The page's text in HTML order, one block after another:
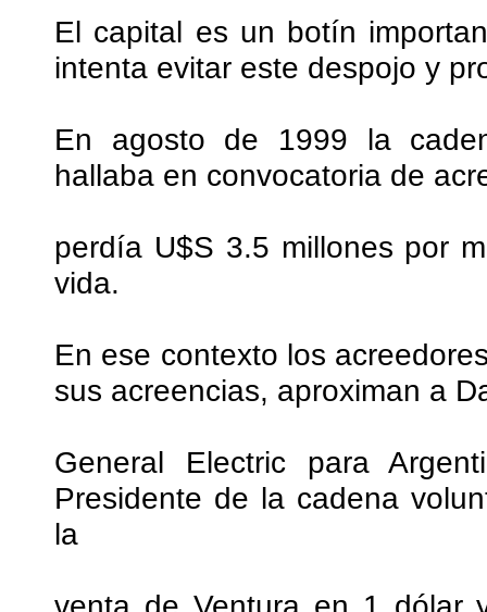
El capital es un botín
intenta evitar este despojo y
En agosto de 1999 la
hallaba en convocatoria de
perdía U$S 3.5 millones por
vida.
En ese contexto los
sus acreencias, aproximan a
General Electric para
Presidente de la cadena
la